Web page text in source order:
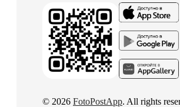
© 2026 FotoPostApp. All rights